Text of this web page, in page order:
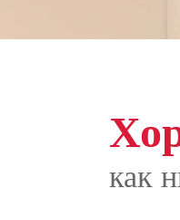
как